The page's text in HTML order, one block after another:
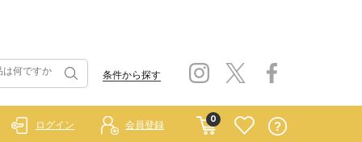
条件から探す
0
ログイン 会員登録